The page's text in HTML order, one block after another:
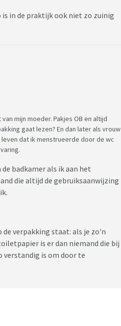
in de praktijk ook niet zo zuinig
mijn moeder. Pakjes OB en altijd
gaat lezen? En dan later als vrouw
dat ik menstrueerde door de wc
badkamer als ik aan het
die altijd de gebruiksaanwijzing
verpakking staat: als je zo'n
is er dan niemand die bij
verstandig is om door te